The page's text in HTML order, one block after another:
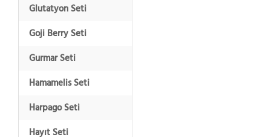
Glutatyon Seti
Goji Berry Seti
Gurmar Seti
Hamamelis Seti
Harpago Seti
Hayıt Seti